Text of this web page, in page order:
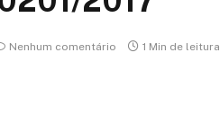
Nenhum comentário 1 Min de leitura